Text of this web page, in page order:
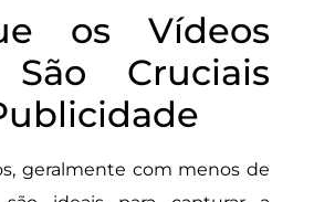
os Vídeos
Cruciais
geralmente com menos de